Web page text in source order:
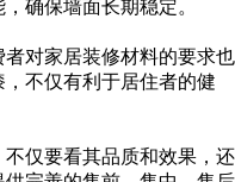
确保墙面长期稳定。
对家居装修材料的要求也
不仅有利于居住者的健
仅要看其品质和效果，还